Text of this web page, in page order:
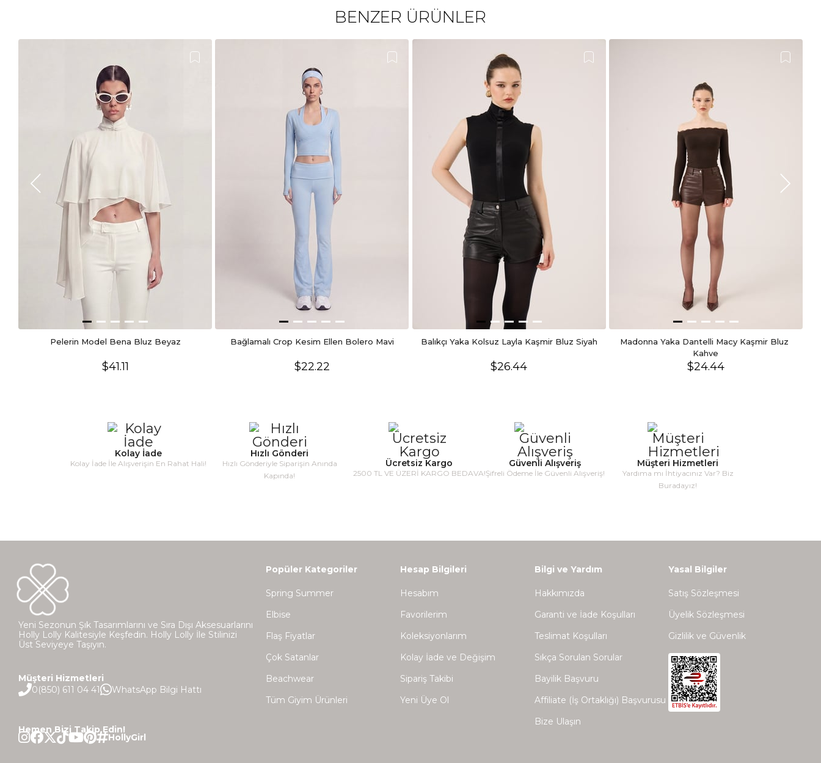
BENZER ÜRÜNLER
Pelerin Model Bena Bluz Beyaz
$41.11
Bağlamalı Crop Kesim Ellen Bolero Mavi
$22.22
Balıkçı Yaka Kolsuz Layla Kaşmir Bluz Siyah
$26.44
Madonna Yaka Dantelli Macy Kaşmir Bluz
Kahve
$24.44
Kolay İade
Kolay İade İle Alışverişin En Rahat Hali!
Hızlı Gönderi
Hızlı Gönderiyle Siparişin Anında
Kapında!
Ücretsiz Kargo
2500 TL VE ÜZERİ KARGO BEDAVA!
Güvenli Alışveriş
Şifreli Ödeme İle Güvenli Alışveriş!
Müşteri Hizmetleri
Yardıma mı İhtiyacınız Var? Biz
Buradayız!
Yeni Sezonun Şık Tasarımlarını ve Sıra Dışı Aksesuarlarını
Holly Lolly Kalitesiyle Keşfedin. Holly Lolly İle Stilinizi
Üst Seviyeye Taşıyın.
Müşteri Hizmetleri
0(850) 611 04 41
WhatsApp Bilgi Hattı
Hemen Bizi Takip Edin!
Popüler Kategoriler
Spring Summer
Elbise
Flaş Fiyatlar
Çok Satanlar
Beachwear
Tüm Giyim Ürünleri
Hesap Bilgileri
Hesabım
Favorilerim
Koleksiyonlarım
Kolay İade ve Değişim
Sipariş Takibi
Yeni Üye Ol
Bilgi ve Yardım
Hakkımızda
Garanti ve İade Koşulları
Teslimat Koşulları
Sıkça Sorulan Sorular
Bayilik Başvuru
Affiliate (İş Ortaklığı) Başvurusu
Bize Ulaşın
Yasal Bilgiler
Satış Sözleşmesi
Üyelik Sözleşmesi
Gizlilik ve Güvenlik